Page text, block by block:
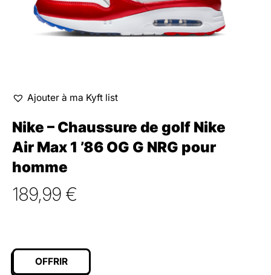
Ajouter à ma Kyft list
Nike – Chaussure de golf Nike
Air Max 1 ’86 OG G NRG pour
homme
189,99 €
OFFRIR